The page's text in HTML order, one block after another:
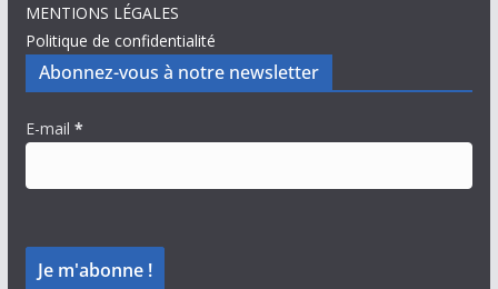
MENTIONS LÉGALES
Politique de confidentialité
Abonnez-vous à notre newsletter
E-mail *